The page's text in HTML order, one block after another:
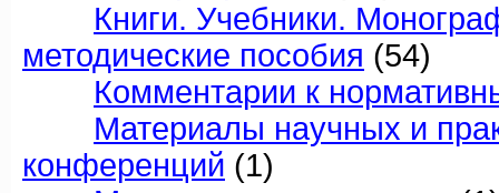
Книги. Учебники.
методические пособия (54)
Комментарии к
Материалы научных и
конференций (1)